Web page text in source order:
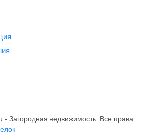
- Загородная недвижимость. Все права